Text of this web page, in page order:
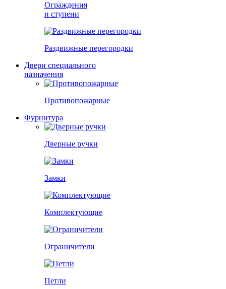
Ограждения
и ступени
Раздвижные перегородки
Двери специального
назначения
Противопожарные
Фурнитура
Дверные ручки
Замки
Комплектующие
Ограничители
Петли